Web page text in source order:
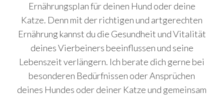
Ernährungsplan für deinen Hund oder deine
Katze. Denn mit der richtigen und artgerechten
Ernährung kannst du die Gesundheit und Vitalität
deines Vierbeiners beeinflussen und seine
Lebenszeit verlängern. Ich berate dich gerne bei
besonderen Bedürfnissen oder Ansprüchen
deines Hundes oder deiner Katze und gemeinsam